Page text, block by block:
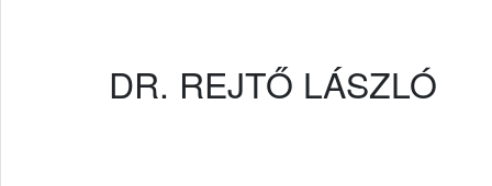
DR. REJTŐ LÁSZLÓ